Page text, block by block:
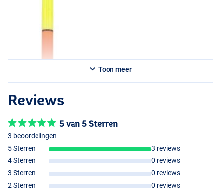
Toon meer
Reviews
5 van 5 Sterren
3 beoordelingen
5 Sterren
3 reviews
4 Sterren
0 reviews
3 Sterren
0 reviews
2 Sterren
0 reviews